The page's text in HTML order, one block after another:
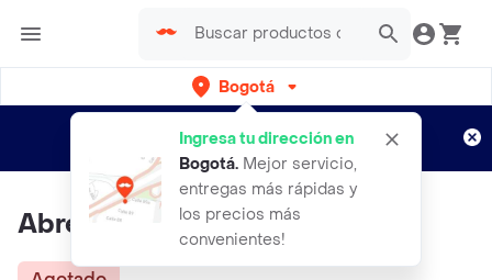
Bogotá
Ingresa tu dirección en
Bogotá. Mejor servicio,
entregas más rápidas y
los precios más
convenientes!
envíos gratis por semanas
Aplican TyC
Abre Tu Mente A Lo Números